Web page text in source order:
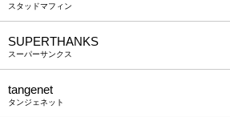
スタッドマフィン
SUPERTHANKS
スーパーサンクス
tangenet
タンジェネット